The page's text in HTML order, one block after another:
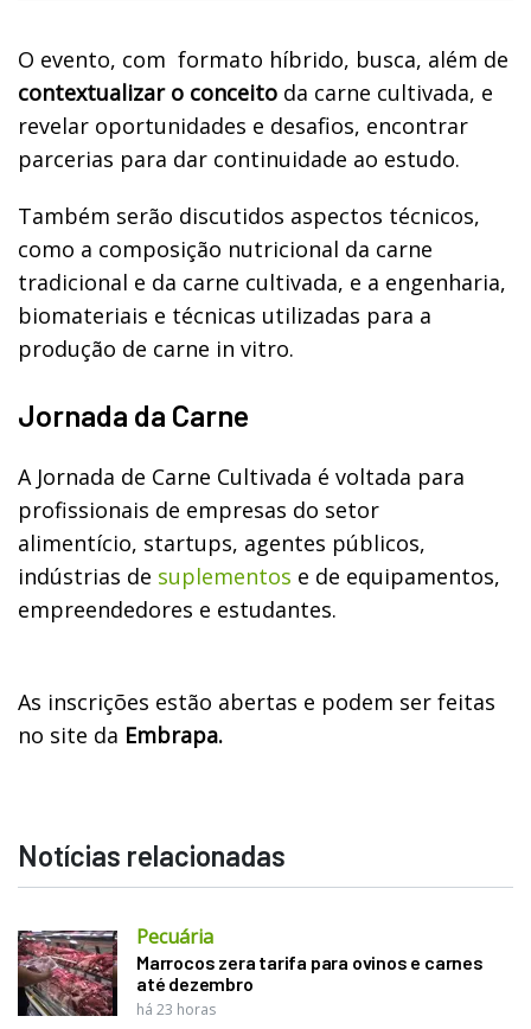
O evento, com formato híbrido, busca, além de
contextualizar o conceito da carne cultivada, e
revelar oportunidades e desaﬁos, encontrar
parcerias para dar continuidade ao estudo.
Também serão discutidos aspectos técnicos,
como a composição nutricional da carne
tradicional e da carne cultivada, e a engenharia,
biomateriais e técnicas utilizadas para a
produção de carne in vitro.
Jornada da Carne
A Jornada de Carne Cultivada é voltada para
profissionais de empresas do setor
alimentício, startups, agentes públicos,
indústrias de suplementos e de equipamentos,
empreendedores e estudantes.
As inscrições estão abertas e podem ser feitas
no site da Embrapa.
Notícias relacionadas
Pecuária
Marrocos zera tarifa para ovinos e carnes
até dezembro
há 23 horas